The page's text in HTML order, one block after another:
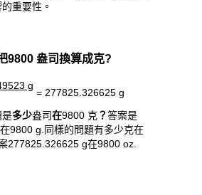
重要性。
9800 盎司換算成克?
g
= 277825.326625 g
是多少盎司在9800 克？答案是
9800 g.同樣的問題有多少克在
277825.326625 g在9800 oz.